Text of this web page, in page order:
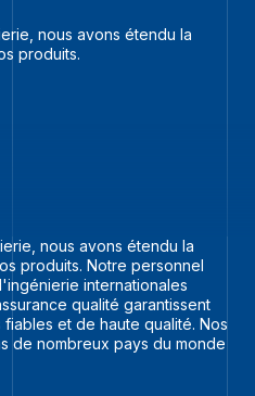
nous avons étendu la
produits.
nous avons étendu la
produits. Notre personnel
internationales
qualité garantissent
et de haute qualité. Nos
de nombreux pays du monde